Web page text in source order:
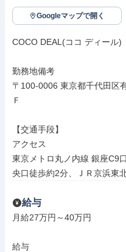
Googleマップで開く
COCO DEAL(ココ ディール)
勤務地備考
〒100-0006 東京都千代田区
Ｆ
【交通手段】
アクセス
東京メトロ丸ノ内線 銀座C9
央口徒歩約2分、ＪＲ京浜東
給与
月給27万円～40万円
給与